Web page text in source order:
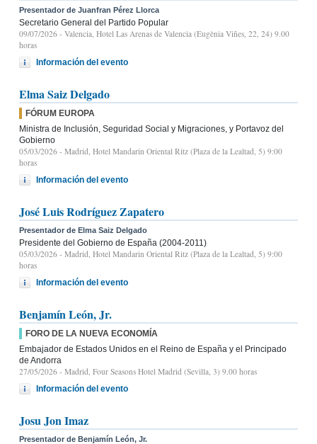
Presentador de Juanfran Pérez Llorca
Secretario General del Partido Popular
09/07/2026 - Valencia, Hotel Las Arenas de Valencia (Eugènia Viñes, 22, 24) 9.00
horas
Información del evento
Elma Saiz Delgado
FÓRUM EUROPA
Ministra de Inclusión, Seguridad Social y Migraciones, y Portavoz del
Gobierno
05/03/2026 - Madrid, Hotel Mandarin Oriental Ritz (Plaza de la Lealtad, 5) 9:00
horas
Información del evento
José Luis Rodríguez Zapatero
Presentador de Elma Saiz Delgado
Presidente del Gobierno de España (2004-2011)
05/03/2026 - Madrid, Hotel Mandarin Oriental Ritz (Plaza de la Lealtad, 5) 9:00
horas
Información del evento
Benjamín León, Jr.
FORO DE LA NUEVA ECONOMÍA
Embajador de Estados Unidos en el Reino de España y el Principado
de Andorra
27/05/2026 - Madrid, Four Seasons Hotel Madrid (Sevilla, 3) 9.00 horas
Información del evento
Josu Jon Imaz
Presentador de Benjamín León, Jr.